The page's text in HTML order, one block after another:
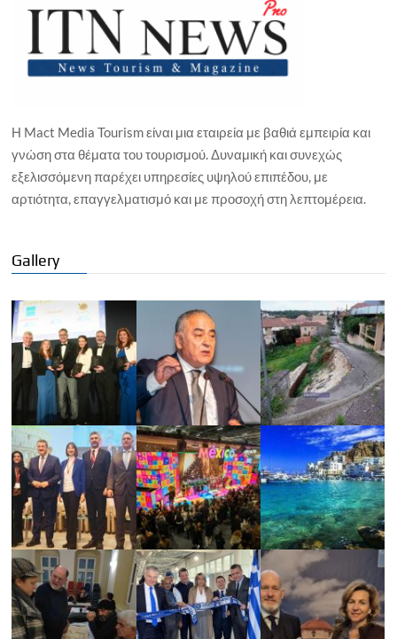
Η Mact Media Tourism είναι μια εταιρεία με βαθιά εμπειρία και
γνώση στα θέματα του τουρισμού. Δυναμική και συνεχώς
εξελισσόμενη παρέχει υπηρεσίες υψηλού επιπέδου, με
αρτιότητα, επαγγελματισμό και με προσοχή στη λεπτομέρεια.
Gallery